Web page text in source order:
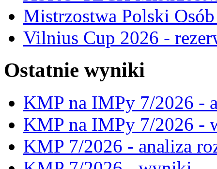
Mistrzostwa Polski
Vilnius Cup 2026 -
Ostatnie wyniki
KMP na IMPy 7/2026 -
KMP na IMPy 7/2026 -
KMP 7/2026 - analiza